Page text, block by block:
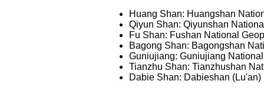
Huang Shan: Huangshan
Qiyun Shan: Qiyunshan
Fu Shan: Fushan National
Bagong Shan: Bagongshan
Guniujiang: Guniujiang
Tianzhu Shan: Tianzhushan
Dabie Shan: Dabieshan